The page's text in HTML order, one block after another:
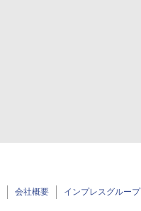
会社概要 インプレスグループ